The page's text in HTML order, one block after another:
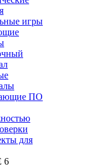
игры
ПО
для
6